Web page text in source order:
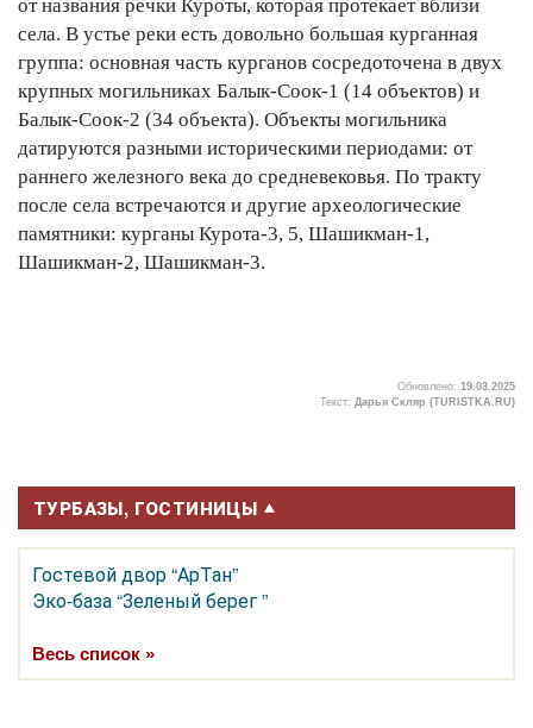
от названия речки Куроты, которая протекает вблизи
села. В устье реки есть довольно большая курганная
группа: основная часть курганов сосредоточена в двух
крупных могильниках Балык-Соок-1 (14 объектов) и
Балык-Соок-2 (34 объекта). Объекты могильника
датируются разными историческими периодами: от
раннего железного века до средневековья. По тракту
после села встречаются и другие археологические
памятники: курганы Курота-3, 5, Шашикман-1,
Шашикман-2, Шашикман-3.
Обновлено: 19.03.2025
Текст: Дарья Скляр (TURISTKA.RU)
ТУРБАЗЫ, ГОСТИНИЦЫ
Гостевой двор “АрТан”
Эко-база “Зеленый берег ”
Весь список »